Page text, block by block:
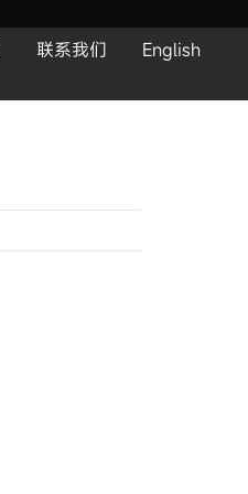
联系我们 English